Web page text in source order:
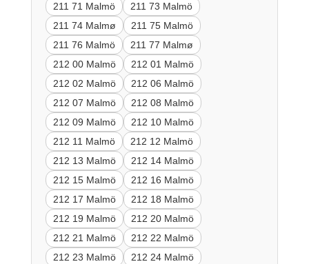
211 71 Malmö
211 73 Malmö
211 74 Malmø
211 75 Malmö
211 76 Malmö
211 77 Malmø
212 00 Malmö
212 01 Malmö
212 02 Malmö
212 06 Malmö
212 07 Malmö
212 08 Malmö
212 09 Malmö
212 10 Malmö
212 11 Malmö
212 12 Malmö
212 13 Malmö
212 14 Malmö
212 15 Malmö
212 16 Malmö
212 17 Malmö
212 18 Malmö
212 19 Malmö
212 20 Malmö
212 21 Malmö
212 22 Malmö
212 23 Malmö
212 24 Malmö